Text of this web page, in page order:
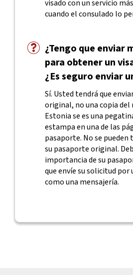
visado con un servicio
cuando el consulado lo
¿Tengo que enviar
para obtener un
¿Es seguro enviar
Sí. Usted tendrá que
original, no una copia del
Estonia se es una
estampa en una de las
pasaporte. No se
su pasaporte original.
importancia de su
que envíe su solicitud
como una mensajería.